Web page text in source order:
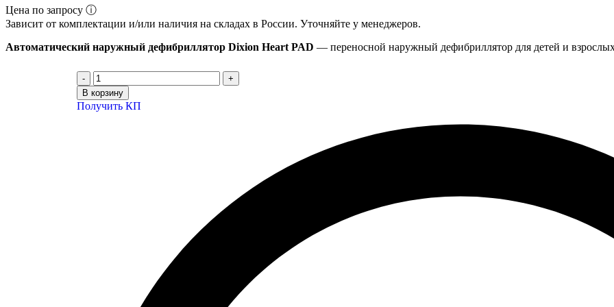
Цена по запросу ⓘ
Зависит от комплектации и/или наличия на складах в России. Уточняйте у менеджеров.
Автоматический наружный дефибриллятор Dixion Heart PAD — переносной наружный дефибриллятор для детей и
В корзину
Получить КП